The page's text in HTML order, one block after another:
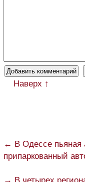
Наверх ↑
← В Одессе пьяная
припаркованный
→ В четырех